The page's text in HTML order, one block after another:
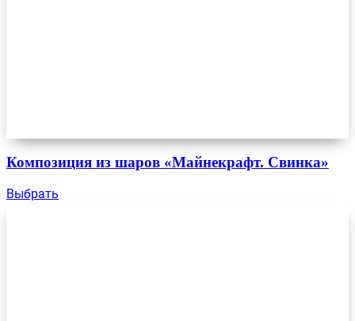
Композиция из шаров «Майнекрафт. Свинка»
Выбрать